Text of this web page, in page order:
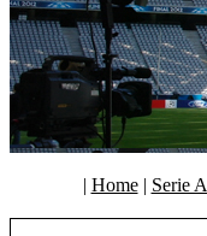
| Home| Serie A